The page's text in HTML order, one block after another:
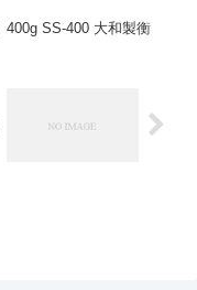
小型上皿はかり 400g SS-400 大和製衡